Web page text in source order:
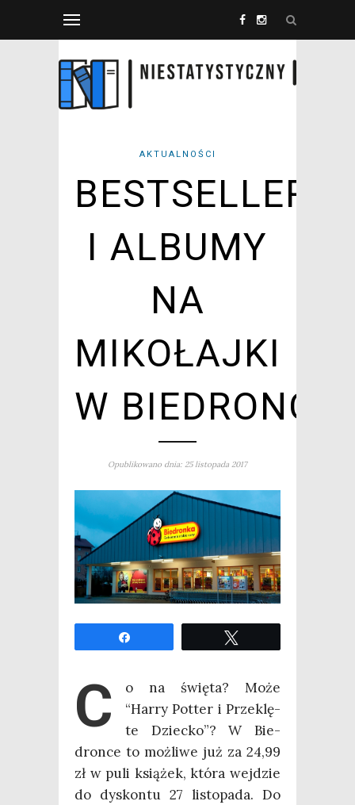
AKTUALNOŚCI
BESTSELLERY
I ALBUMY
NA
MIKOŁAJKI
W BIEDRONCE
Opublikowano dnia: 25 listopada 2017
C
o na świę­ta? Może
“Har­ry Pot­ter i Prze­klę­
te Dziec­ko”? W Bie­
dron­ce to moż­li­we już za 24,99
zł w puli ksią­żek, któ­ra wej­dzie
do dys­kon­tu 27 listo­pa­da. Do